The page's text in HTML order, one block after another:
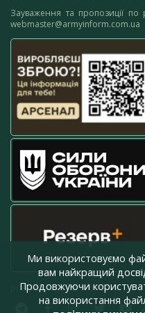
Зауваження та пропозиції по
webmaster@armyinform.com.ua
press@armyinform.com.ua
Ми використовуємо
вам найкращий
Продовжуючи
на використання